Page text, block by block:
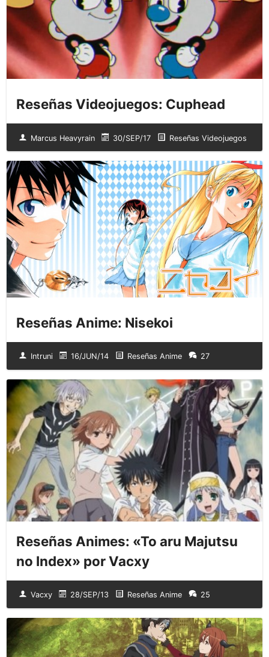
Reseñas Videojuegos: Cuphead
Marcus Heavyrain 30/SEP/17 Reseñas Videojuegos
Reseñas Anime: Nisekoi
Intruni 16/JUN/14 Reseñas Anime 27
Reseñas Animes: «To aru Majutsu
no Index» por Vacxy
Vacxy 28/SEP/13 Reseñas Anime 25